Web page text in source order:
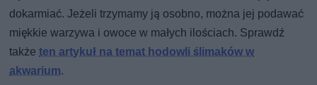
dokarmiać. Jeżeli trzymamy ją osobno, można jej podawać
miękkie warzywa i owoce w małych ilościach. Sprawdź
takżeten artykuł na temat hodowli ślimaków w
akwarium.